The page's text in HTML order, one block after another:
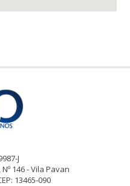
J
146 - Vila Pavan
13465-090